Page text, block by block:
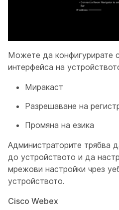
Можете да конфигурирате
интерфейса на
Миракаст
Разрешаване на
Промяна на езика
Администраторите трябва
до устройството и да
мрежови настройки чрез
устройството.
Cisco Webex